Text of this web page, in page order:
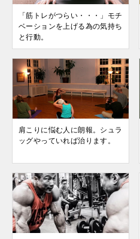
「筋トレがつらい・・・」モチ
ベーションを上げる為の気持ち
と行動。
肩こりに悩む人に朗報。シュラ
ッグやっていれば治ります。